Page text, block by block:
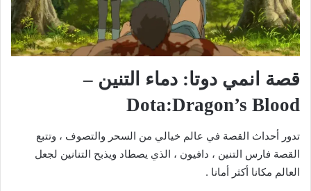
قصة انمي دوتا: دماء التنين –
Dota:Dragon’s Blood
تدور أحداث القصة في عالم خيالي من السحر والتصوف ، وتتبع
القصة فارس التنين ، دافيون ، الذي يصطاد ويذبح التنانين لجعل
العالم مكانا أكثر أمانا .